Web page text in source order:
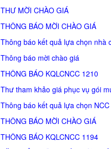
THƯ MỜI CHÀO GIÁ
THÔNG BÁO MỜI CHÀO GIÁ
Thông báo kết quả lựa chọn nhà
Thông báo mời chào giá
THÔNG BÁO KQLCNCC 1210
Thư tham khảo giá phục vụ gói
Thông báo kết quả lựa chọn NCC
THÔNG BÁO MỜI CHÀO GIÁ
THÔNG BÁO KQLCNCC 1194